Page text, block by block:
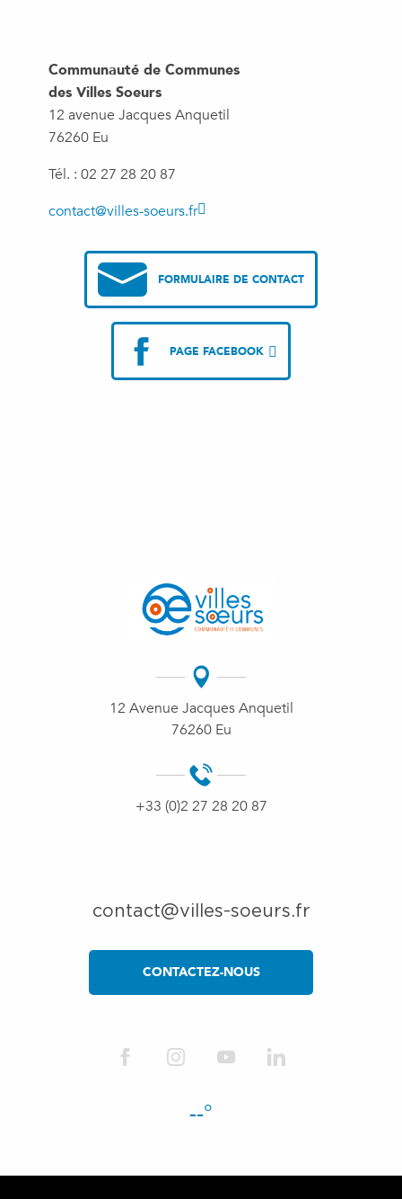
Communauté de Communes
des Villes Soeurs
12 avenue Jacques Anquetil
76260 Eu
Tél. : 02 27 28 20 87
contact@villes-soeurs.fr
FORMULAIRE DE CONTACT
PAGE FACEBOOK
TAD
12 Avenue Jacques Anquetil
76260 Eu
+33 (0)2 27 28 20 87
contact@villes-soeurs.fr
CONTACTEZ-NOUS
--°